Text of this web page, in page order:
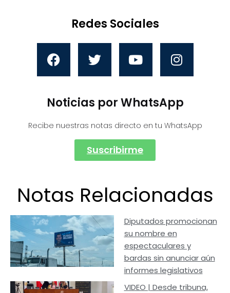
Redes Sociales
Noticias por WhatsApp
Recibe nuestras notas directo en tu WhatsApp
Suscribirme
Notas Relacionadas
Diputados promocionan
su nombre en
espectaculares y
bardas sin anunciar aún
informes legislativos
VIDEO | Desde tribuna,